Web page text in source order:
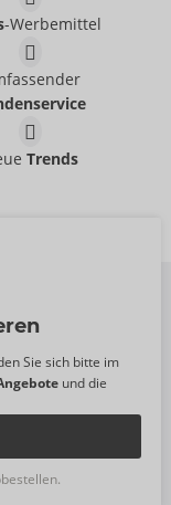
- ORION Brand
-Werbemittel
Trends
Sie sich bitte im
und die